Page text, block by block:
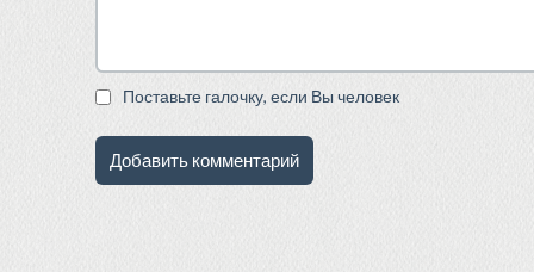
Поставьте галочку, если Вы человек